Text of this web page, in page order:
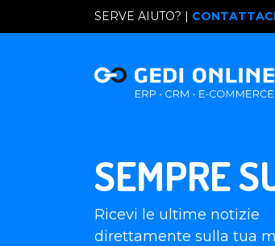
SERVE AIUTO? |
SEMPRE
Ricevi le ultime notizie
direttamente sulla tua